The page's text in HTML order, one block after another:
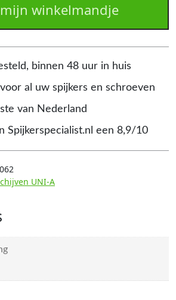
winkelmandje
binnen 48 uur in huis
al uw spijkers en schroeven
van Nederland
Spijkerspecialist.nl een 8,9/10
UNI-A